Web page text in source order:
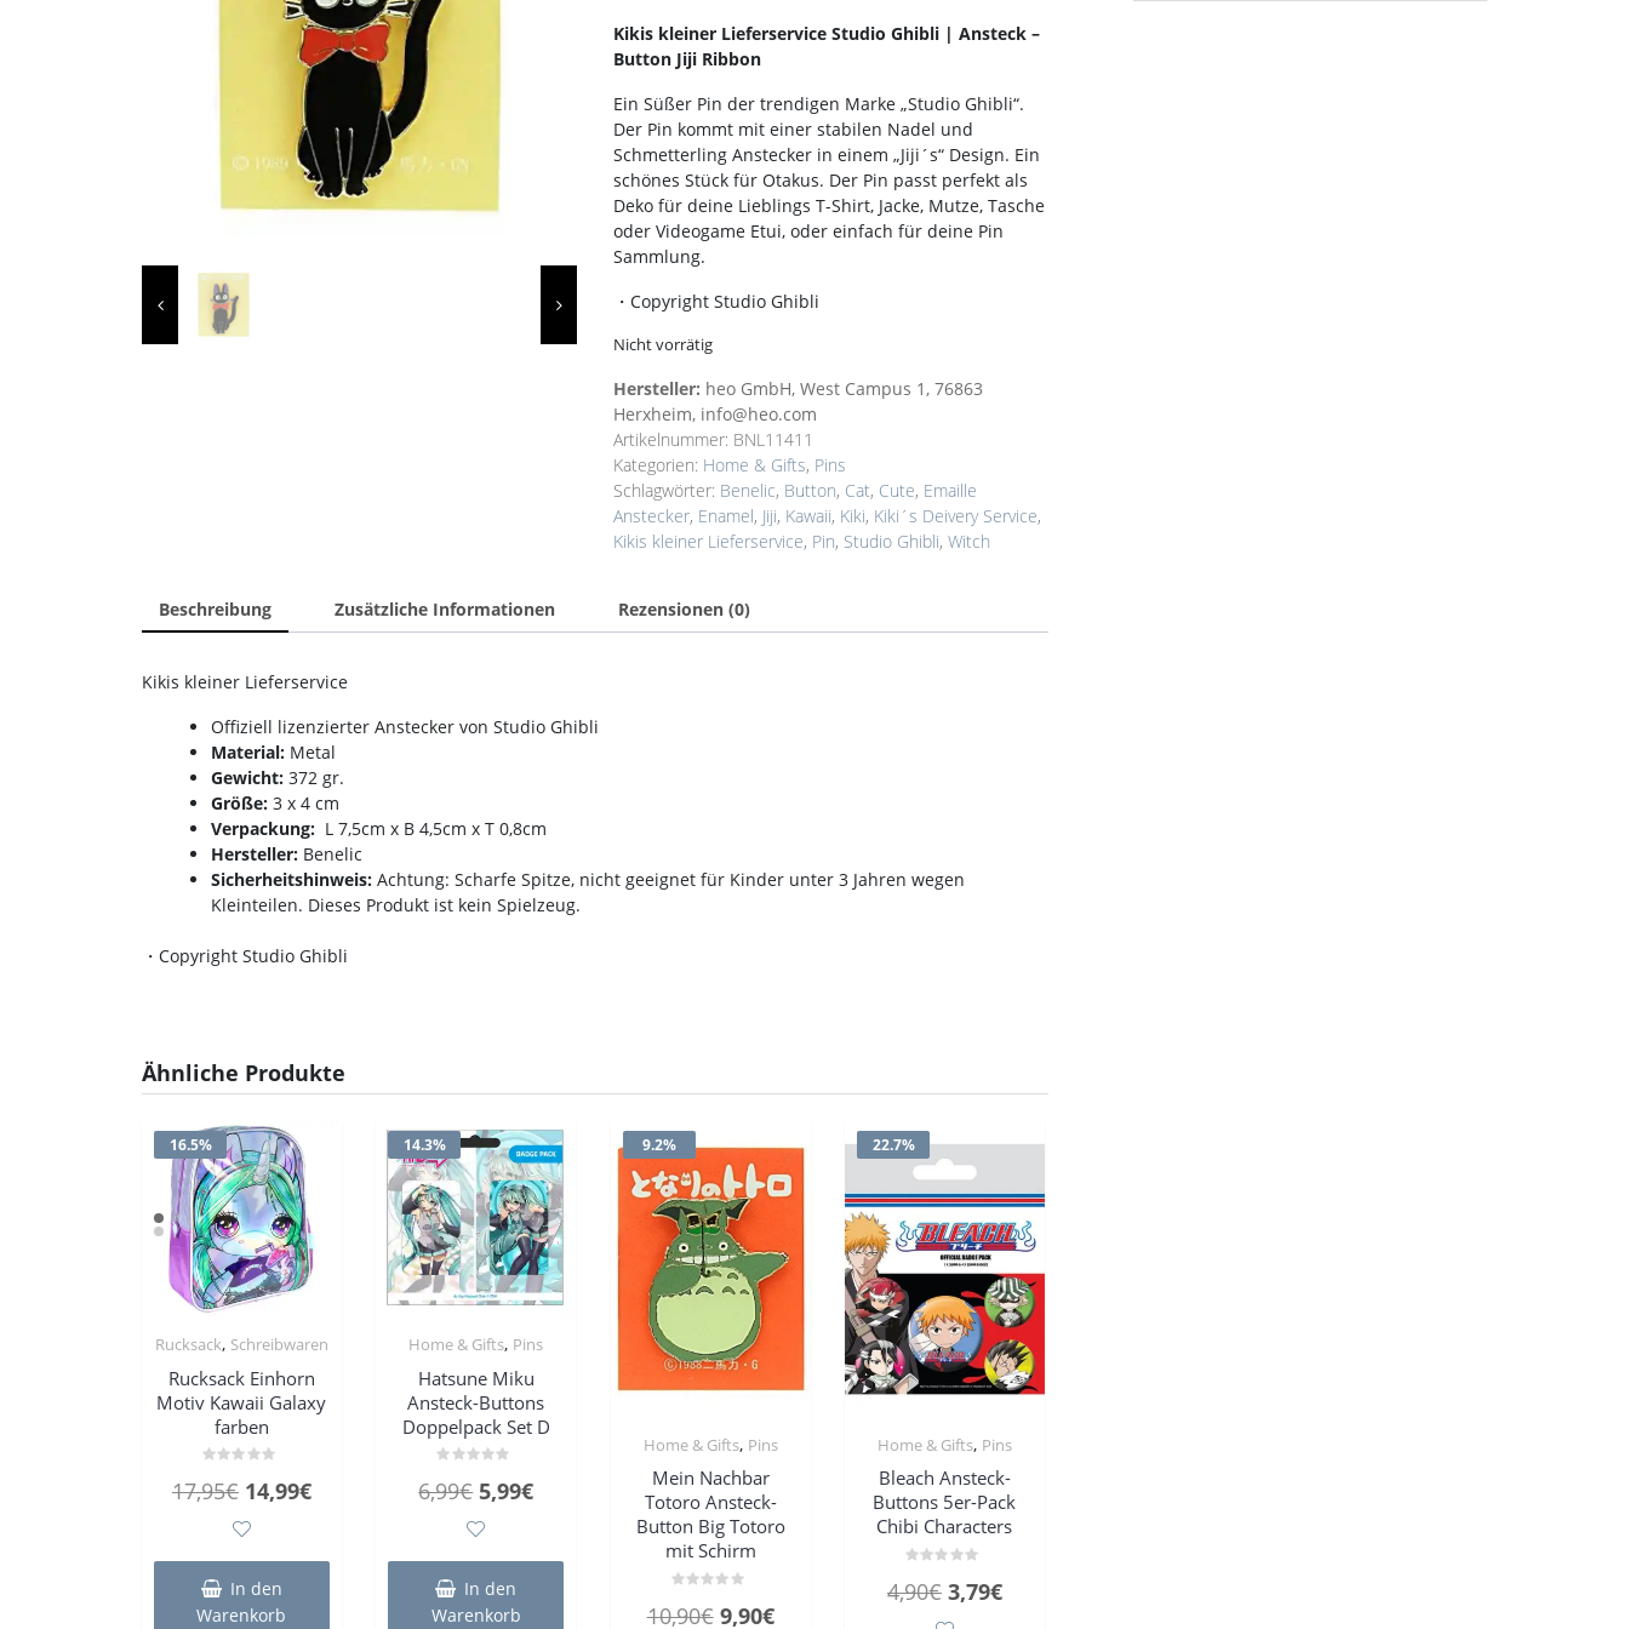
Preis
war:
10,95€
Preis
9,90€.
Kikis kleiner Lieferservice Studio Ghibli | Ansteck –
Button Jiji Ribbon
Ein Süßer Pin der trendigen Marke „Studio Ghibli“.
Der Pin kommt mit einer stabilen Nadel und
Schmetterling Anstecker in einem „Jiji´s“ Design. Ein
schönes Stück für Otakus. Der Pin passt perfekt als
Deko für deine Lieblings T-Shirt, Jacke, Mutze, Tasche
oder Videogame Etui, oder einfach für deine Pin
Sammlung.
・Copyright Studio Ghibli
Nicht vorrätig
Hersteller: heo GmbH, West Campus 1, 76863
Herxheim, info@heo.com
Artikelnummer: BNL11411
Kategorien: Home & Gifts, Pins
Schlagwörter: Benelic, Button, Cat, Cute, Emaille
Anstecker, Enamel, Jiji, Kawaii, Kiki, Kiki´s Deivery Service,
Kikis kleiner Lieferservice, Pin, Studio Ghibli, Witch
Beschreibung Zusätzliche Informationen Rezensionen (0)
Kikis kleiner Lieferservice
Offiziell lizenzierter Anstecker von Studio Ghibli
Material: Metal
Gewicht: 372 gr.
Größe: 3 x 4 cm
Verpackung: L 7,5cm x B 4,5cm x T 0,8cm
Hersteller: Benelic
Sicherheitshinweis: Achtung: Scharfe Spitze, nicht geeignet für Kinder unter 3 Jahren wegen
Kleinteilen. Dieses Produkt ist kein Spielzeug.
・Copyright Studio Ghibli
Ähnliche Produkte
16.5%
Rucksack, Schreibwaren
Rucksack Einhorn
Motiv Kawaii Galaxy
farben
mit
17,95€ Ursprünglicher
Preis
war:
17,95€
14,99€Aktueller
ist:
In den
Warenkorb
14.3%
Home & Gifts, Pins
Hatsune Miku
Ansteck-Buttons
Doppelpack Set D
mit
6,99€ Ursprünglicher
Preis
war:
6,99€
5,99€Aktueller
ist:
In den
Warenkorb
9.2%
Home & Gifts, Pins
Mein Nachbar
Totoro Ansteck-
Button Big Totoro
mit Schirm
mit
10,90€ Ursprünglicher
9,90€Aktueller
22.7%
Home & Gifts, Pins
Bleach Ansteck-
Buttons 5er-Pack
Chibi Characters
mit
4,90€ Ursprünglicher
Preis
3,79€Aktueller